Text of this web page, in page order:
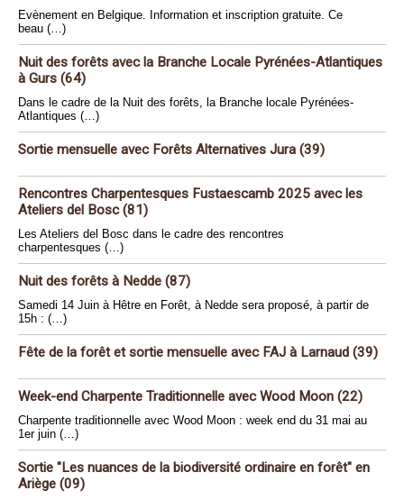
Evènement en Belgique. Information et inscription gratuite. Ce
beau (…)
Nuit des forêts avec la Branche Locale Pyrénées-Atlantiques
à Gurs (64)
Dans le cadre de la Nuit des forêts, la Branche locale Pyrénées-
Atlantiques (…)
Sortie mensuelle avec Forêts Alternatives Jura (39)
Rencontres Charpentesques Fustaescamb 2025 avec les
Ateliers del Bosc (81)
Les Ateliers del Bosc dans le cadre des rencontres
charpentesques (…)
Nuit des forêts à Nedde (87)
Samedi 14 Juin à Hêtre en Forêt, à Nedde sera proposé, à partir de
15h : (…)
Fête de la forêt et sortie mensuelle avec FAJ à Larnaud (39)
Week-end Charpente Traditionnelle avec Wood Moon (22)
Charpente traditionnelle avec Wood Moon : week end du 31 mai au
1er juin (…)
Sortie "Les nuances de la biodiversité ordinaire en forêt" en
Ariège (09)